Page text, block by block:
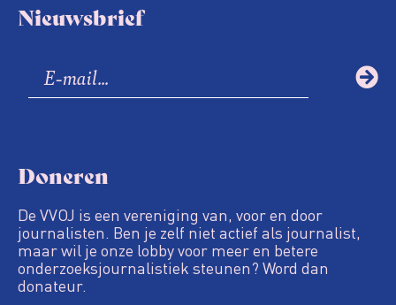
Nieuwsbrief
Doneren
De VVOJ is een vereniging van, voor en door
journalisten. Ben je zelf niet actief als journalist,
maar wil je onze lobby voor meer en betere
onderzoeksjournalistiek steunen? Word dan
donateur.